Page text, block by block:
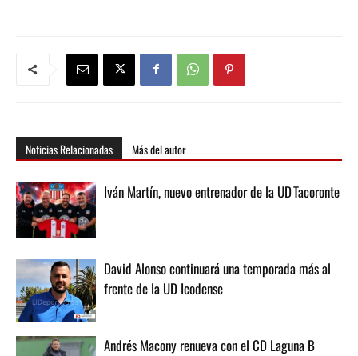
Noticias Relacionadas Más del autor
Iván Martín, nuevo entrenador de la UD Tacoronte
David Alonso continuará una temporada más al
frente de la UD Icodense
Andrés Macony renueva con el CD Laguna B